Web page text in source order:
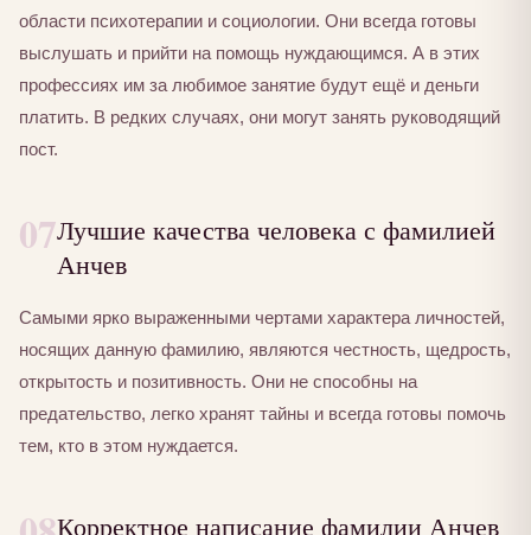
области психотерапии и социологии. Они всегда готовы
выслушать и прийти на помощь нуждающимся. А в этих
профессиях им за любимое занятие будут ещё и деньги
платить. В редких случаях, они могут занять руководящий
пост.
07Лучшие качества человека с фамилией
Анчев
Самыми ярко выраженными чертами характера личностей,
носящих данную фамилию, являются честность, щедрость,
открытость и позитивность. Они не способны на
предательство, легко хранят тайны и всегда готовы помочь
тем, кто в этом нуждается.
Корректное написание фамилии Анчев